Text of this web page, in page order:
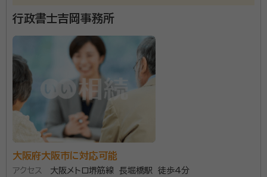
行政書士吉岡事務所
大阪府大阪市に対応可能
アクセス
大阪メトロ堺筋線 長堀橋駅 徒歩4分